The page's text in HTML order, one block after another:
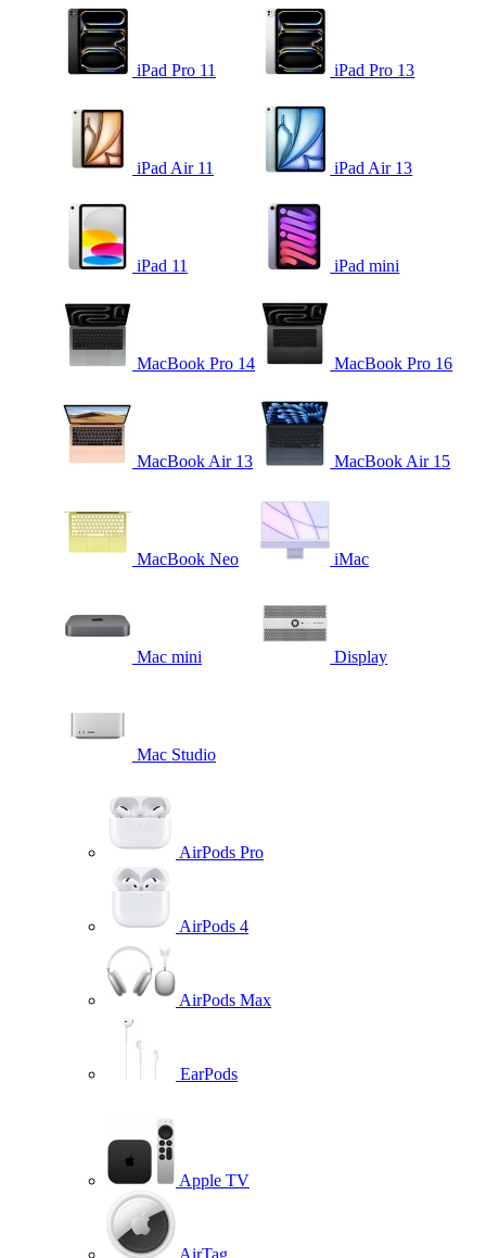
iPad Pro 11 iPad Pro 13
iPad Air 11 iPad Air 13
iPad 11 iPad mini
MacBook Pro 14 MacBook Pro 16
MacBook Air 13 MacBook Air 15
MacBook Neo iMac
Mac mini Display
Mac Studio
AirPods Pro
AirPods 4
AirPods Max
EarPods
Apple TV